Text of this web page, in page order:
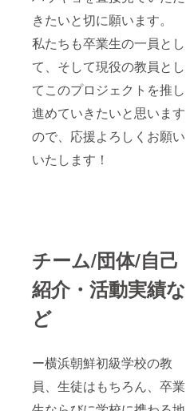
きたいと切に願います。
私たちも卒業生の一員とし
て、そして現役の教員とし
てこのプロジェクトを推し
進めていきたいと思います
ので、応援よろしくお願い
いたします！
チーム/団体/自己
紹介・活動実績な
ど
ー横浜朝鮮初級学校の教
員、生徒はもちろん、卒業